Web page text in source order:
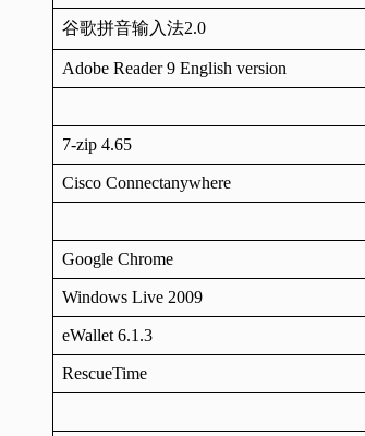
谷歌拼音输入法2.0
Adobe Reader 9 English version
7-zip 4.65
Cisco Connectanywhere
Google Chrome
Windows Live 2009
eWallet 6.1.3
RescueTime